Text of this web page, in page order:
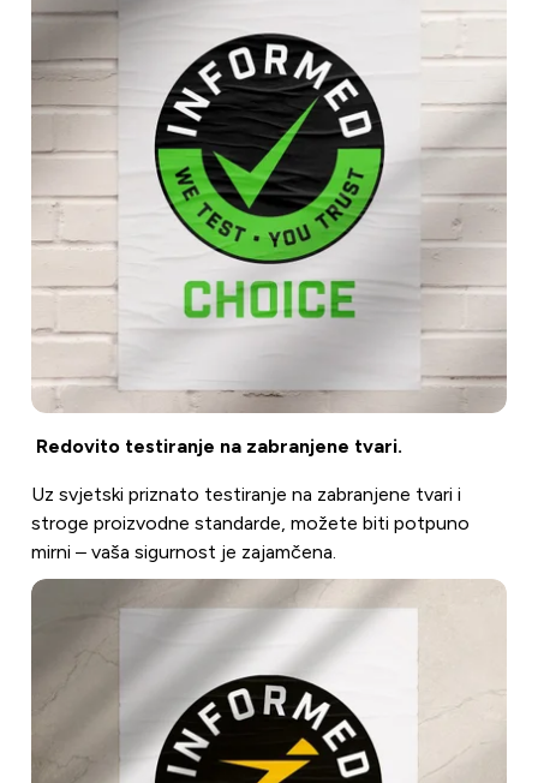
Redovito testiranje na zabranjene tvari.
Uz svjetski priznato testiranje na zabranjene tvari i
stroge proizvodne standarde, možete biti potpuno
mirni – vaša sigurnost je zajamčena.